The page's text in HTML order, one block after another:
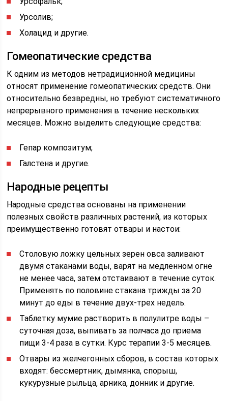
Урсолив;
Холацид и другие.
Гомеопатические средства
К одним из методов нетрадиционной медицины
относят применение гомеопатических средств. Они
относительно безвредны, но требуют систематичного
непрерывного применения в течение нескольких
месяцев. Можно выделить следующие средства:
Гепар композитум;
Галстена и другие.
Народные рецепты
Народные средства основаны на применении
полезных свойств различных растений, из которых
преимущественно готовят отвары и настои:
Столовую ложку цельных зерен овса заливают
двумя стаканами воды, варят на медленном огне
не менее часа, затем отстаивают в течение суток.
Применять по половине стакана трижды за 20
минут до еды в течение двух-трех недель.
Таблетку мумие растворить в полулитре воды –
суточная доза, выпивать за полчаса до приема
пищи 3-4 раза в сутки. Курс терапии 3-5 месяцев.
Отвары из желчегонных сборов, в состав которых
входят: бессмертник, дымянка, спорыш,
кукурузные рыльца, арника, донник и другие.